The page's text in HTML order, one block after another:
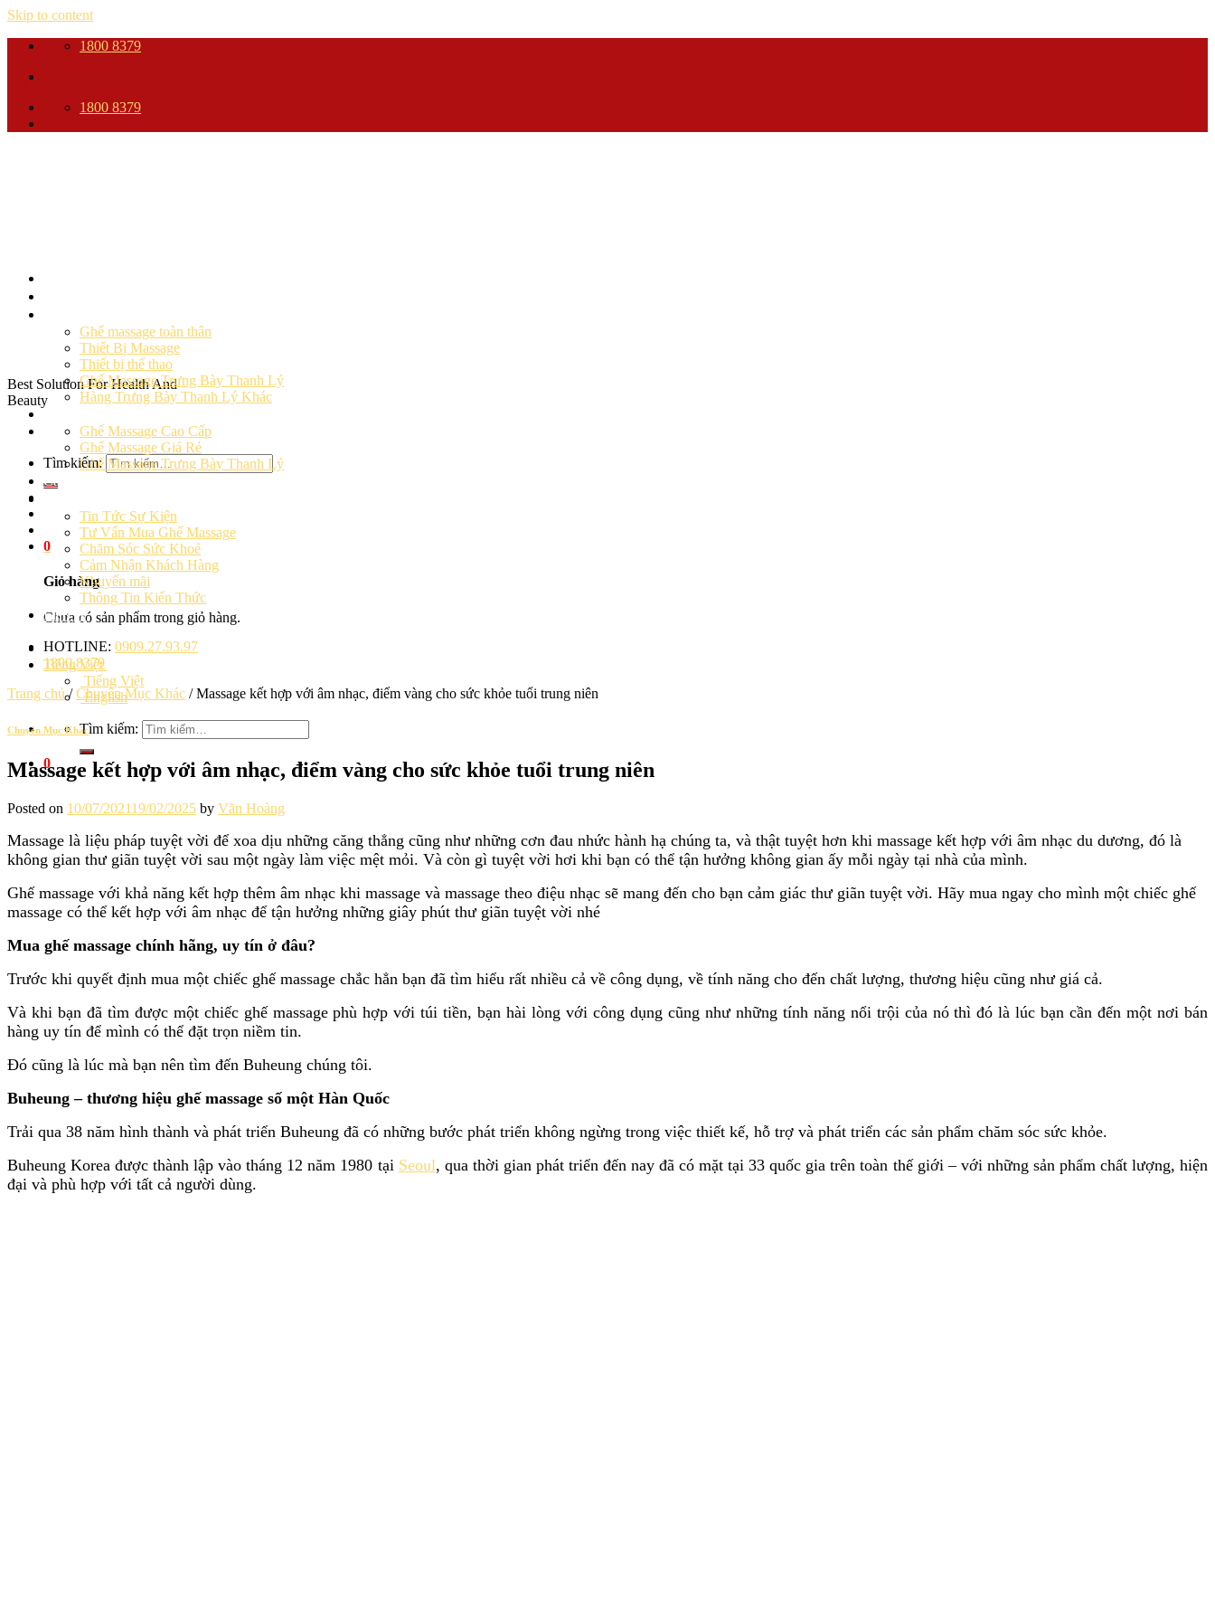
Skip to content
1800 8379
1800 8379
Best Solution For Health And
Beauty
Tìm kiếm:
0
Giỏ hàng
Chưa có sản phẩm trong giỏ hàng.
Tiếng Việt
Tiếng Việt
English
Tìm kiếm:
0
Ghế massage toàn thân
Thiết Bị Massage
Thiết bị thể thao
Ghế Massage Trưng Bày Thanh Lý
Hàng Trưng Bày Thanh Lý Khác
Ghế Massage Cao Cấp
Ghế Massage Giá Rẻ
Ghế Massage Trưng Bày Thanh Lý
Cảm Nhận Khách Hàng
Tin Tức Sự Kiện
Tư Vấn Mua Ghế Massage
Chăm Sóc Sức Khoẻ
Cảm Nhận Khách Hàng
Khuyến mãi
Thông Tin Kiến Thức
Liên hệ
HOTLINE: 0909.27.93.97
1800.8379
Trang chủ / Chuyên Mục Khác /Massage kết hợp với âm nhạc, điểm vàng cho sức khỏe tuổi trung niên
Chuyên Mục Khác
Massage kết hợp với âm nhạc, điểm vàng cho sức khỏe tuổi trung niên
Posted on 10/07/202119/02/2025 by Văn Hoàng
Massage là liệu pháp tuyệt vời để xoa dịu những căng thẳng cũng như những cơn đau nhức hành hạ chúng ta, và thật tuyệt hơn khi massage kết hợp với âm nhạc du dương, đó là
không gian thư giãn tuyệt vời sau một ngày làm việc mệt mỏi. Và còn gì tuyệt vời hơi khi bạn có thể tận hưởng không gian ấy mỗi ngày tại nhà của mình.
Ghế massage với khả năng kết hợp thêm âm nhạc khi massage và massage theo điệu nhạc sẽ mang đến cho bạn cảm giác thư giãn tuyệt vời. Hãy mua ngay cho mình một chiếc ghế
massage có thể kết hợp với âm nhạc để tận hưởng những giây phút thư giãn tuyệt vời nhé
Mua ghế massage chính hãng, uy tín ở đâu?
Trước khi quyết định mua một chiếc ghế massage chắc hẳn bạn đã tìm hiểu rất nhiều cả về công dụng, về tính năng cho đến chất lượng, thương hiệu cũng như giá cả.
Và khi bạn đã tìm được một chiếc ghế massage phù hợp với túi tiền, bạn hài lòng với công dụng cũng như những tính năng nổi trội của nó thì đó là lúc bạn cần đến một nơi bán
hàng uy tín để mình có thể đặt trọn niềm tin.
Đó cũng là lúc mà bạn nên tìm đến Buheung chúng tôi.
Buheung – thương hiệu ghế massage số một Hàn Quốc
Trải qua 38 năm hình thành và phát triển Buheung đã có những bước phát triển không ngừng trong việc thiết kế, hỗ trợ và phát triển các sản phẩm chăm sóc sức khỏe.
Buheung Korea được thành lập vào tháng 12 năm 1980 tại Seoul, qua thời gian phát triển đến nay đã có mặt tại 33 quốc gia trên toàn thế giới – với những sản phẩm chất lượng, hiện
đại và phù hợp với tất cả người dùng.